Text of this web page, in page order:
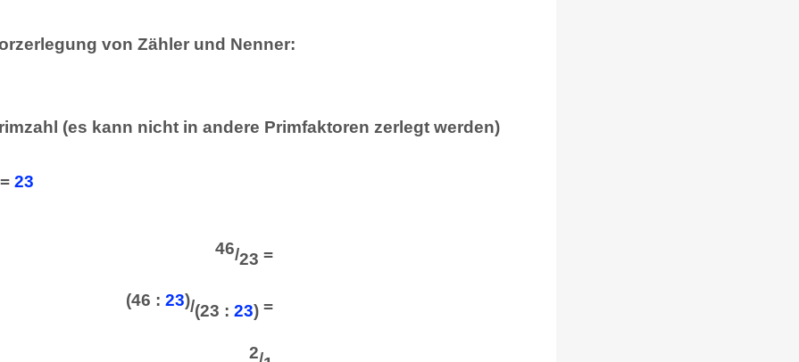
von Zähler und Nenner:
(es kann nicht in andere Primfaktoren zerlegt werden)
23
46/23 =
(46 : 23)/(23 : 23)=
2